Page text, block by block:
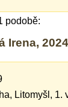
podobě:
Irena, 2024
Litomyšl, 1.